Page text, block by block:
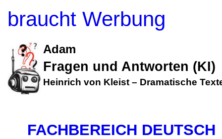
braucht Werbung
Adam
Fragen und Antworten (KI)
Heinrich von Kleist – Dramatische
FACHBEREICH DEUTSCH